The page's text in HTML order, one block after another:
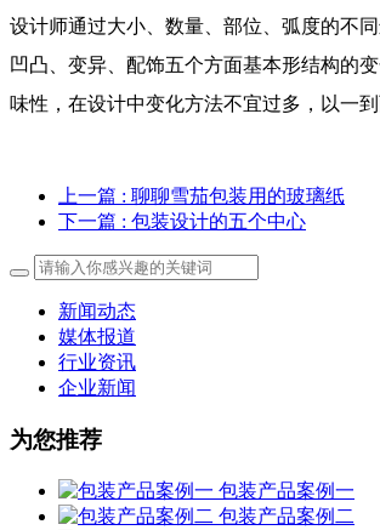
设计师通过大小、数量、部位、弧度的不同
凹凸、变异、配饰五个方面基本形结构的
味性，在设计中变化方法不宜过多，以一到
上一篇 : 聊聊雪茄包装用的玻璃纸
下一篇 : 包装设计的五个中心
新闻动态
媒体报道
行业资讯
企业新闻
为您推荐
包装产品案例一
包装产品案例二